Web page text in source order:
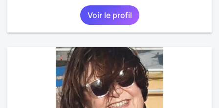
Voir le profil